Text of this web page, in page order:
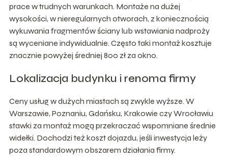
prace w trudnych warunkach. Montaże na dużej
wysokości, w nieregularnych otworach, z koniecznością
wykuwania fragmentów ściany lub wstawiania nadproży
są wyceniane indywidualnie. Często taki montaż kosztuje
znacznie powyżej średniej 800 zł za okno.
Lokalizacja budynku i renoma firmy
Ceny usług w dużych miastach są zwykle wyższe. W
Warszawie, Poznaniu, Gdańsku, Krakowie czy Wrocławiu
stawki za montaż mogą przekraczać wspomniane średnie
widełki. Dochodzi też koszt dojazdu, jeśli inwestycja leży
poza standardowym obszarem działania firmy.